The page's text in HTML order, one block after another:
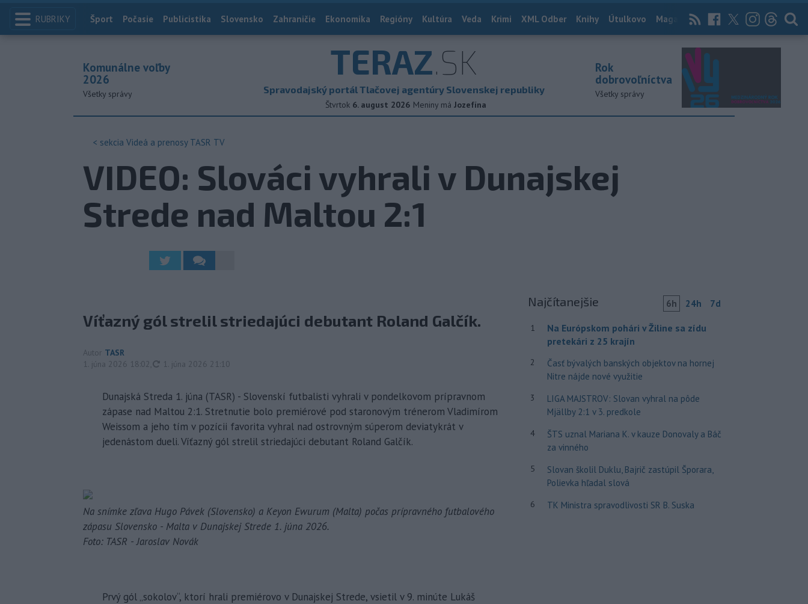
RUBRIKY Index
Šport Počasie Publicistika Slovensko Zahraničie Ekonomika Regióny Kultúra Veda Krimi XML Odber Knihy Útulkovo Magazín News Now Archív
TERAZ.SK
Spravodajský portál Tlačovej agentúry Slovenskej republiky
Štvrtok 6. august 2026 Meniny má Jozefína
Komunálne voľby
2026
Všetky správy
Rok
dobrovoľníctva
Všetky správy
< sekcia Videá a prenosy TASR TV
VIDEO: Slováci vyhrali v Dunajskej
Strede nad Maltou 2:1
Víťazný gól strelil striedajúci debutant Roland Galčík.
Autor TASR
1. júna 2026 18:02
aktualizované
1. júna 2026 21:10
Dunajská Streda 1. júna (TASR) - Slovenskí futbalisti vyhrali v pondelkovom prípravnom
zápase nad Maltou 2:1. Stretnutie bolo premiérové pod staronovým trénerom Vladimírom
Weissom a jeho tím v pozícii favorita vyhral nad ostrovným súperom deviatykrát v
jedenástom dueli. Víťazný gól strelil striedajúci debutant Roland Galčík.
Na snímke zľava Hugo Pávek (Slovensko) a Keyon Ewurum (Malta) počas prípravného futbalového
zápasu Slovensko - Malta v Dunajskej Strede 1. júna 2026.
Foto: TASR - Jaroslav Novák
Prvý gól „sokolov“, ktorí hrali premiérovo v Dunajskej Strede, vsietil v 9. minúte Lukáš
Najčítanejšie 6h 24h 7d
1
Na Európskom pohári v Žiline sa zídu
pretekári z 25 krajín
2
Časť bývalých banských objektov na hornej
Nitre nájde nové využitie
3
LIGA MAJSTROV: Slovan vyhral na pôde
Mjällby 2:1 v 3. predkole
4
ŠTS uznal Mariana K. v kauze Donovaly a Báč
za vinného
5
Slovan školil Duklu, Bajrič zastúpil Šporara,
Polievka hľadal slová
6 TK Ministra spravodlivosti SR B. Suska